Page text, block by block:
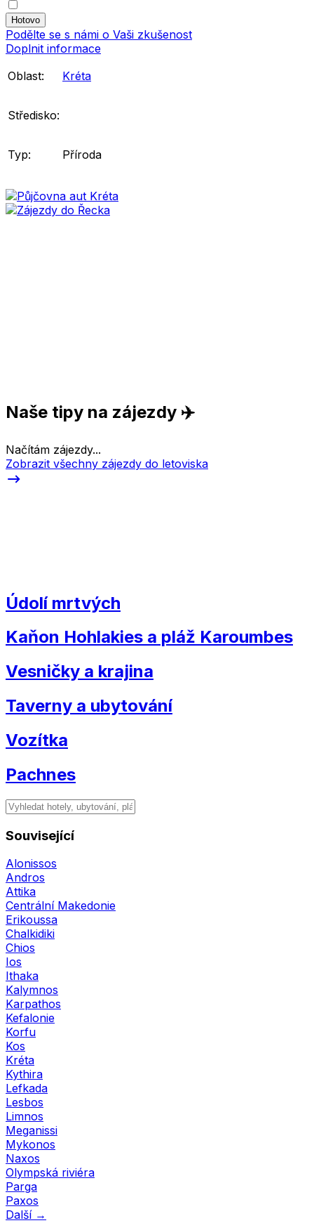
Podělte se s námi o Vaši zkušenost
Doplnit informace
Oblast:
Kréta
Středisko:
Typ: Příroda
Naše tipy na zájezdy ✈️
Načítám zájezdy...
Zobrazit všechny zájezdy do letoviska
Údolí mrtvých
Kaňon Hohlakies a pláž Karoumbes
Vesničky a krajina
Taverny a ubytování
Vozítka
Pachnes
Související
Alonissos
Andros
Attika
Centrální Makedonie
Erikoussa
Chalkidiki
Chios
Ios
Ithaka
Kalymnos
Karpathos
Kefalonie
Korfu
Kos
Kréta
Kythira
Lefkada
Lesbos
Limnos
Meganissi
Mykonos
Naxos
Olympská riviéra
Parga
Paxos
Další →